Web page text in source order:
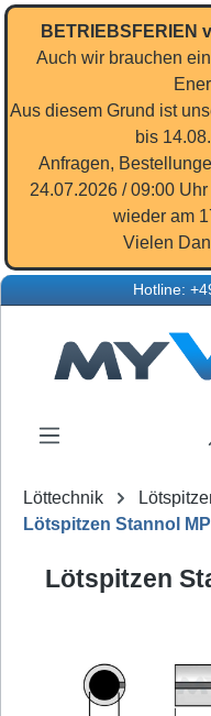
Zum Hauptinhalt
BETRIEBSFERIEN
Auch wir brauchen
Aus diesem Grund ist
bis
Anfragen,
24.07.2026 / 09:00
wieder am
Vielen
Hotline:
Löttechnik
Lötspitzen Stannol
Lötspitzen